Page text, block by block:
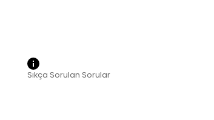
Sıkça Sorulan Sorular